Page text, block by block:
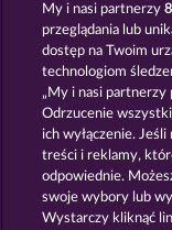
EGYPTIAN MOON
My i nasi partnerzy
przeglądania lub
dostęp na Twoim
technologiom
„My i nasi partnerzy
Odrzucenie
ich wyłączenie.
treści i reklamy,
odpowiednie.
swoje wybory lub
Wystarczy kliknąć